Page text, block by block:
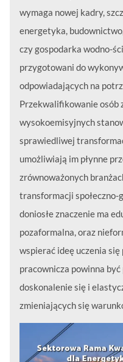
wymaga nowej kadry,
energetyka,
czy gospodarka wodno-
przygotowani do
odpowiadających na
Przekwalifikowanie osób
wysokoemisyjnych
sprawiedliwej
umożliwiają im płynne
zrównoważonych
transformacji
doniosłe znaczenie ma
pozaformalna, oraz
wspierać ideę uczenia się
pracownicza powinna
doskonalenie się i
zmieniających się